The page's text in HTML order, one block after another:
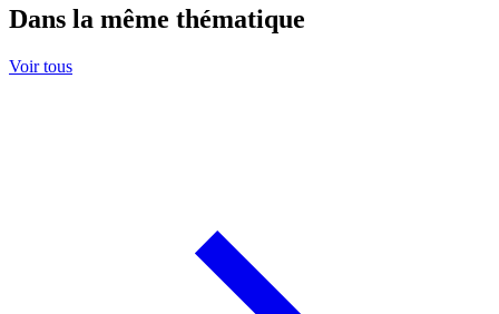
Dans la même thématique
Voir tous